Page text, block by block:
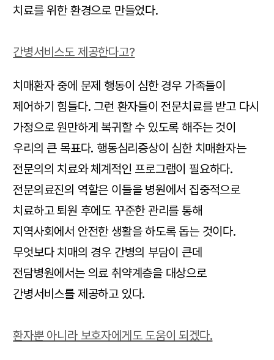
치료를 위한 환경으로 만들었다.
간병서비스도 제공한다고?
치매환자 중에 문제 행동이 심한 경우 가족들이
제어하기 힘들다. 그런 환자들이 전문치료를 받고 다시
가정으로 원만하게 복귀할 수 있도록 해주는 것이
우리의 큰 목표다. 행동심리증상이 심한 치매환자는
전문의의 치료와 체계적인 프로그램이 필요하다.
전문의료진의 역할은 이들을 병원에서 집중적으로
치료하고 퇴원 후에도 꾸준한 관리를 통해
지역사회에서 안전한 생활을 하도록 돕는 것이다.
무엇보다 치매의 경우 간병의 부담이 큰데
전담병원에서는 의료 취약계층을 대상으로
간병서비스를 제공하고 있다.
환자뿐 아니라 보호자에게도 도움이 되겠다.